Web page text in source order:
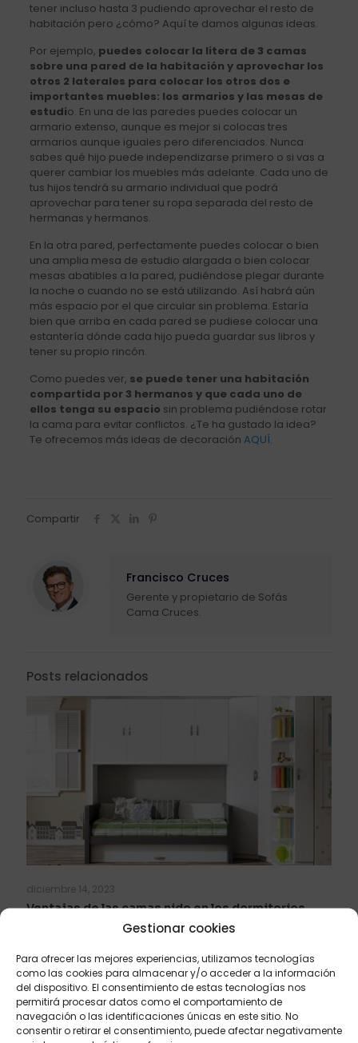
Gestionar cookies
Para ofrecer las mejores experiencias, utilizamos tecnologías
como las cookies para almacenar y/o acceder a la información
del dispositivo. El consentimiento de estas tecnologías nos
permitirá procesar datos como el comportamiento de
navegación o las identificaciones únicas en este sitio. No
consentir o retirar el consentimiento, puede afectar negativamente
tener incluso hasta 3 pudiendo aprovechar el resto de
habitación pero ¿cómo? Aquí te damos algunas ideas.
Por ejemplo, puedes colocar la litera de 3 camas
sobre una pared de la habitación y aprovechar los
otros 2 laterales para colocar los otros dos e
importantes muebles: los armarios y las mesas de
estudio. En una de las paredes puedes colocar un
armario extenso, aunque es mejor si colocas tres
armarios aunque iguales pero diferenciados. Nunca
sabes qué hijo puede independizarse primero o si vas a
querer cambiar los muebles más adelante. Cada uno de
tus hijos tendrá su armario individual que podrá
aprovechar para tener su ropa separada del resto de
hermanas y hermanos.
En la otra pared, perfectamente puedes colocar o bien
una amplia mesa de estudio alargada o bien colocar
mesas abatibles a la pared, pudiéndose plegar durante
la noche o cuando no se está utilizando. Así habrá aún
más espacio por el que circular sin problema. Estaría
bien que arriba en cada pared se pudiese colocar una
estantería dónde cada hijo pueda guardar sus libros y
tener su propio rincón.
Como puedes ver, se puede tener una habitación
compartida por 3 hermanos y que cada uno de
ellos tenga su espacio sin problema pudiéndose rotar
la cama para evitar conflictos. ¿Te ha gustado la idea?
Te ofrecemos más ideas de decoración AQUÍ.
Compartir
Francisco Cruces
Gerente y propietario de Sofás
Cama Cruces.
Posts relacionados
diciembre 14, 2023
Ventajas de las camas nido en los dormitorios
Leer más